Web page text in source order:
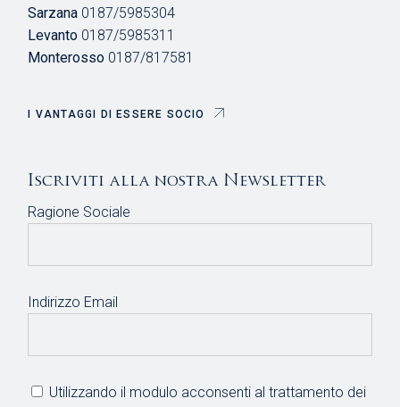
Sarzana 0187/5985304
Levanto 0187/5985311
Monterosso 0187/817581
I VANTAGGI DI ESSERE SOCIO
Iscriviti alla nostra Newsletter
Ragione Sociale
Indirizzo Email
Utilizzando il modulo acconsenti al trattamento dei